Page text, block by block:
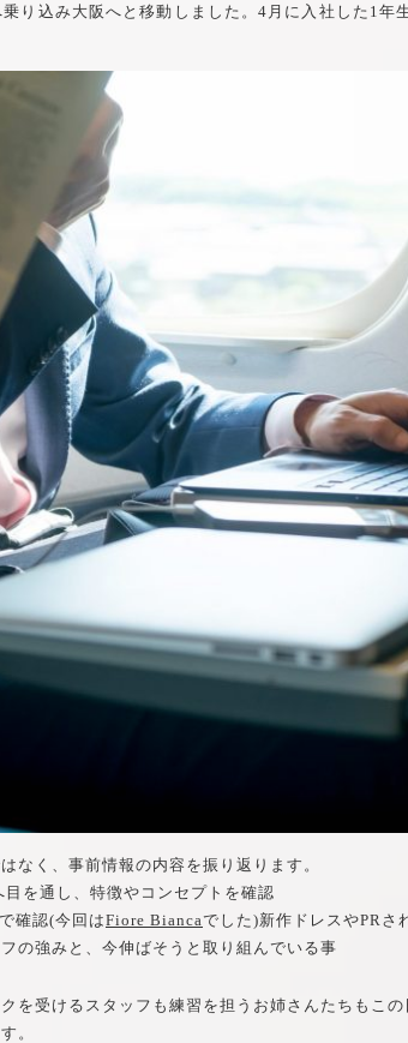
り込み大阪へと移動しました。4月に入社した1
なく、事前情報の内容を振り返ります。
目を通し、特徴やコンセプトを確認
確認(今回はFiore Biancaでした)新作ドレスやPRさ
の強みと、今伸ばそうと取り組んでいる事
を受けるスタッフも練習を担うお姉さんたちもこ
。